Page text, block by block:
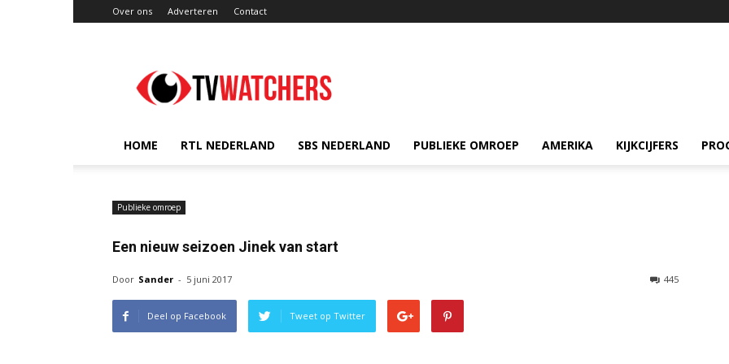
Over ons Adverteren Contact
HOME RTL NEDERLAND SBS NEDERLAND PUBLIEKE OMROEP AMERIKA KIJKCIJFERS
Publieke omroep
Een nieuw seizoen Jinek van start
Door Sander - 5 juni 2017 445
Deel op Facebook Tweet op Twitter